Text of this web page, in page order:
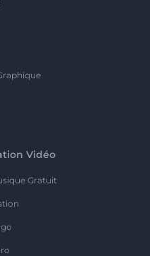
Vidéo
Gratuit